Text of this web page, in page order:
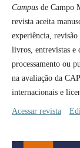
Campusde Campo
revista aceita
experiência, revisão
livros, entrevistas e
processamento ou
na avaliação da
internacionais e
Acessar revista